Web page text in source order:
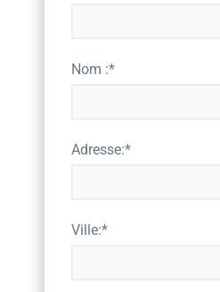
Nom :*
Adresse:*
Ville:*